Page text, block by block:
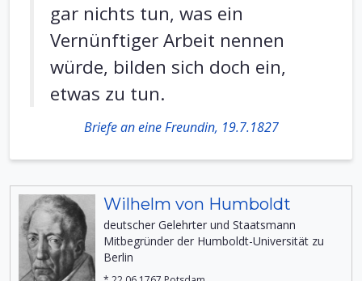
gar nichts tun, was ein
Vernünftiger Arbeit nennen
würde, bilden sich doch ein,
etwas zu tun.
Briefe an eine Freundin, 19.7.1827
Wilhelm von Humboldt
deutscher Gelehrter und Staatsmann
Mitbegründer der Humboldt-Universität zu
Berlin